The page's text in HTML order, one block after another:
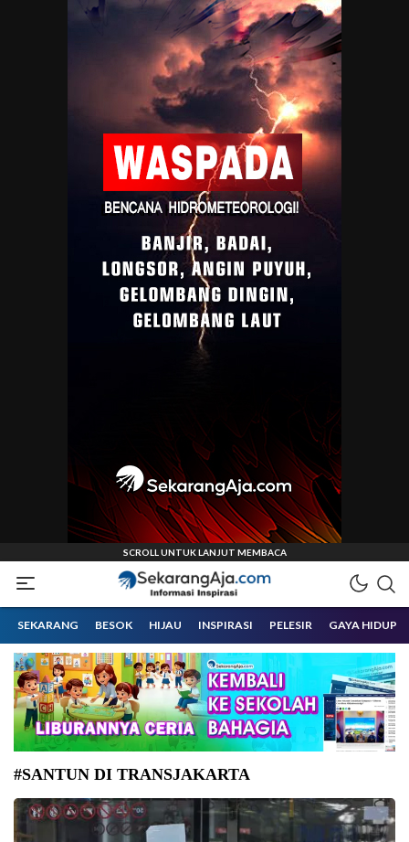
Sekarangaja
Informasi Inspirasi Malang Raya
SEKARANG BESOK HIJAU INSPIRASI PELESIR GAYA HIDUP
#SANTUN DI TRANSJAKARTA
Transjakarta dengan rute Monumen Nasional (Monas) – PGC. (Foto:
Andri Widiyanto-beritajakarta.id)